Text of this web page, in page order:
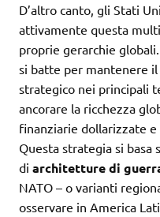
D’altro canto, gli Stati
attivamente questa
proprie gerarchie
si batte per mantenere
strategico nei principali
ancorare la ricchezza
finanziarie dollarizzate
Questa strategia si basa
di architetture di
NATO – o varianti
osservare in America